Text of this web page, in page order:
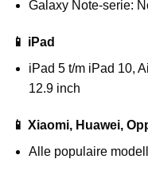
Galaxy Note-serie:
📱 iPad
iPad 5 t/m iPad 10,
12.9 inch
📱 Xiaomi, Huawei,
Alle populaire